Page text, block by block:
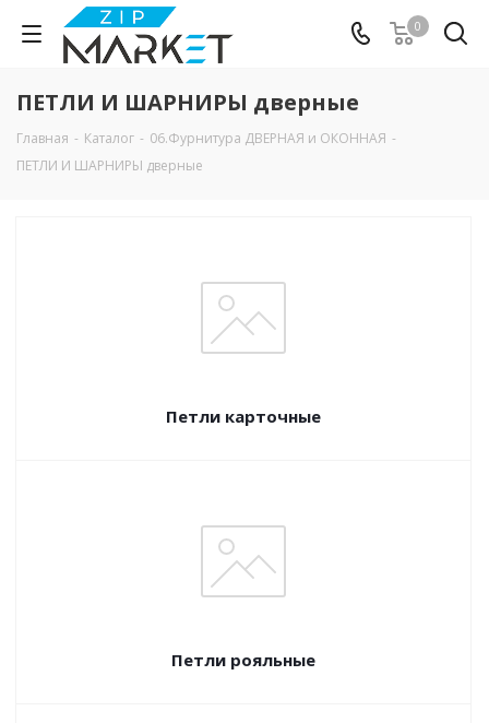
0
ПЕТЛИ И ШАРНИРЫ дверные
Главная - Каталог - 06.Фурнитура ДВЕРНАЯ и ОКОННАЯ -
ПЕТЛИ И ШАРНИРЫ дверные
Петли карточные
Петли рояльные